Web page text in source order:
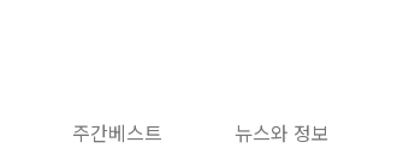
주간베스트 뉴스와 정보